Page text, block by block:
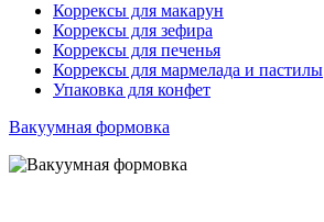
Коррексы для макарун
Коррексы для зефира
Коррексы для печенья
Коррексы для мармелада и пастилы
Упаковка для конфет
Вакуумная формовка